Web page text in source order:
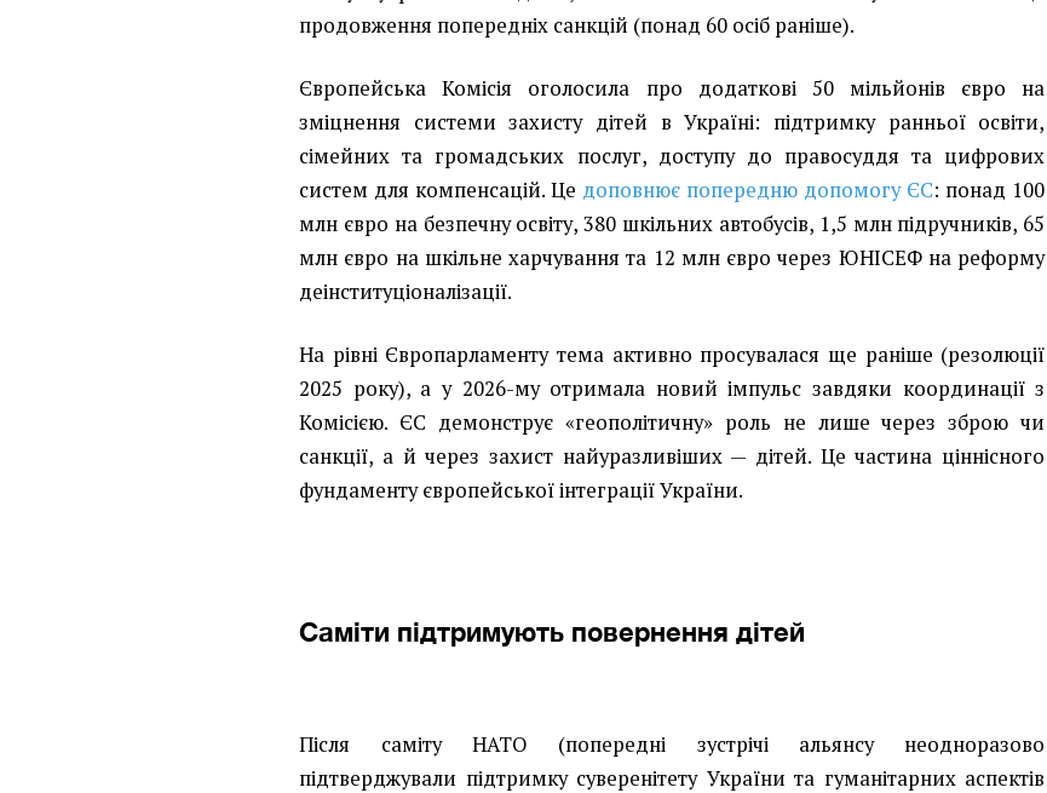
продовження попередніх санкцій (понад 60 осіб раніше).
Європейська Комісія оголосила про додаткові 50 мільйонів євро на
зміцнення системи захисту дітей в Україні: підтримку ранньої освіти,
сімейних та громадських послуг, доступу до правосуддя та цифрових
систем для компенсацій. Це доповнює попередню допомогу ЄС: понад 100
млн євро на безпечну освіту, 380 шкільних автобусів, 1,5 млн підручників, 65
млн євро на шкільне харчування та 12 млн євро через ЮНІСЕФ на реформу
деінституціоналізації.
На рівні Європарламенту тема активно просувалася ще раніше (резолюції
2025 року), а у 2026-му отримала новий імпульс завдяки координації з
Комісією. ЄС демонструє «геополітичну» роль не лише через зброю чи
санкції, а й через захист найуразливіших — дітей. Це частина ціннісного
фундаменту європейської інтеграції України.
Саміти підтримують повернення дітей
Після саміту НАТО (попередні зустрічі альянсу неодноразово
підтверджували підтримку суверенітету України та гуманітарних аспектів